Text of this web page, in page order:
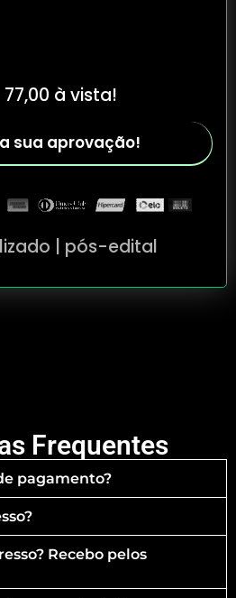
77,00 à vista!
sua aprovação!
| pós-edital
Frequentes
pagamento?
Recebo pelos